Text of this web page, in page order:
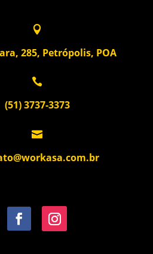

285, Petrópolis, POA

(51) 3737-3373
